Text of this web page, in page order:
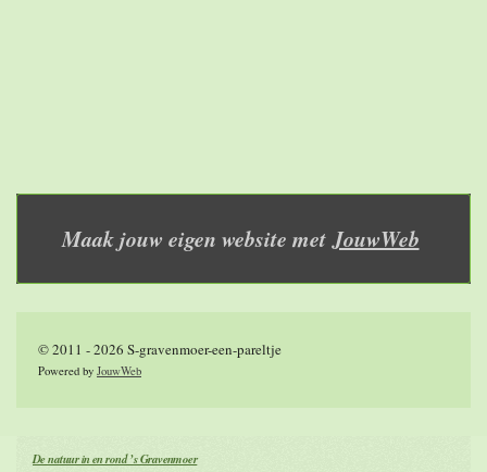
Maak jouw eigen website met JouwWeb
© 2011 - 2026 S-gravenmoer-een-pareltje
Powered by JouwWeb
De natuur in en rond ’s Gravenmoer